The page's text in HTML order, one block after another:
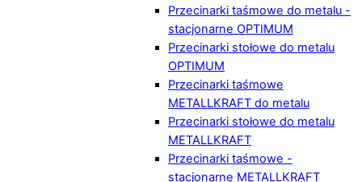
Przecinarki taśmowe do metalu -
stacjonarne OPTIMUM
Przecinarki stołowe do metalu
OPTIMUM
Przecinarki taśmowe
METALLKRAFT do metalu
Przecinarki stołowe do metalu
METALLKRAFT
Przecinarki taśmowe -
stacjonarne METALLKRAFT